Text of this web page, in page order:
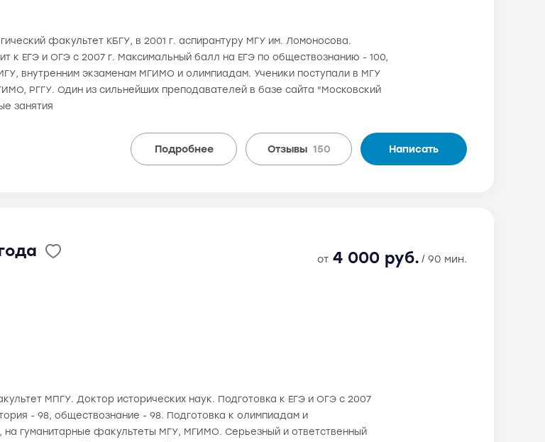
факультет КБГУ, в 2001 г. аспирантуру МГУ им. Ломоносова.
к ЕГЭ и ОГЭ с 2007 г. Максимальный балл на ЕГЭ по обществознанию - 100,
внутренним экзаменам МГИМО и олимпиадам. Ученики поступали в МГУ
РГГУ. Один из сильнейших преподавателей в базе сайта "Московский
занятия
Подробнее Отзывы 150 Написать
от 4 000 руб. / 90 мин.
МПГУ. Доктор исторических наук. Подготовка к ЕГЭ и ОГЭ с 2007
- 98, обществознание - 98. Подготовка к олимпиадам и
гуманитарные факультеты МГУ, МГИМО. Серьезный и ответственный